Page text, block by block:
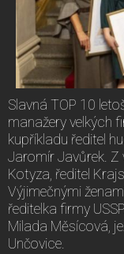
Slavná TOP 10
manažery velkých
kupříkladu ředitel
Jaromír Javůrek. Z
Kotyza, ředitel
Výjimečnými
ředitelka firmy
Milada Měsícová,
Unčovice.